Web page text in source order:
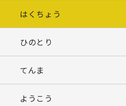
はくちょう
ひのとり
てんま
ようこう